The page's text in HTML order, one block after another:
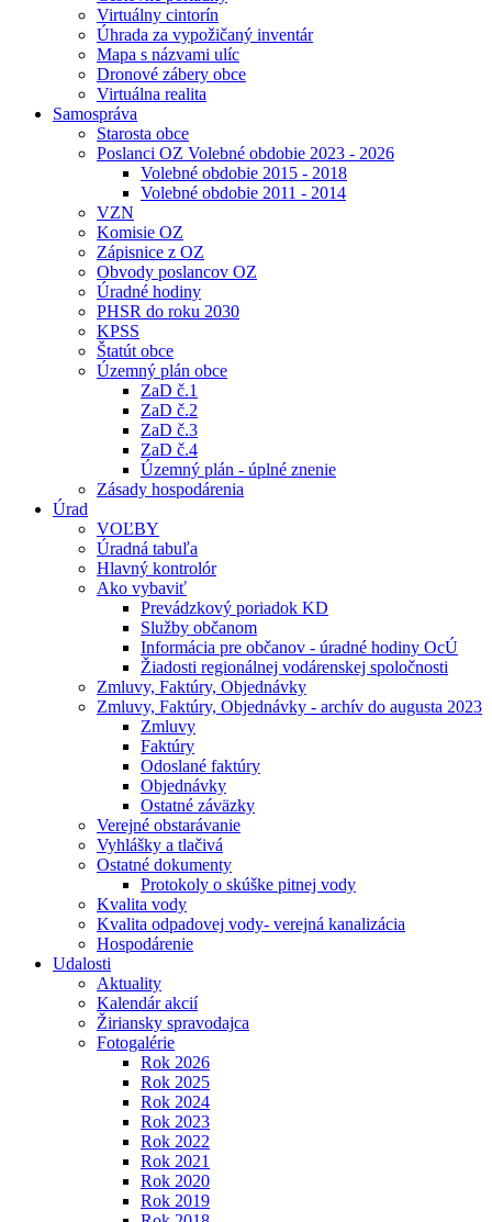
Virtuálny cintorín
Úhrada za vypožičaný inventár
Mapa s názvami ulíc
Dronové zábery obce
Virtuálna realita
Samospráva
Starosta obce
Poslanci OZ Volebné obdobie 2023 - 2026
Volebné obdobie 2015 - 2018
Volebné obdobie 2011 - 2014
VZN
Komisie OZ
Zápisnice z OZ
Obvody poslancov OZ
Úradné hodiny
PHSR do roku 2030
KPSS
Štatút obce
Územný plán obce
ZaD č.1
ZaD č.2
ZaD č.3
ZaD č.4
Územný plán - úplné znenie
Zásady hospodárenia
Úrad
VOĽBY
Úradná tabuľa
Hlavný kontrolór
Ako vybaviť
Prevádzkový poriadok KD
Služby občanom
Informácia pre občanov - úradné hodiny OcÚ
Žiadosti regionálnej vodárenskej spoločnosti
Zmluvy, Faktúry, Objednávky
Zmluvy, Faktúry, Objednávky - archív do augusta 2023
Zmluvy
Faktúry
Odoslané faktúry
Objednávky
Ostatné záväzky
Verejné obstarávanie
Vyhlášky a tlačivá
Ostatné dokumenty
Protokoly o skúške pitnej vody
Kvalita vody
Kvalita odpadovej vody- verejná kanalizácia
Hospodárenie
Udalosti
Aktuality
Kalendár akcií
Žiriansky spravodajca
Fotogalérie
Rok 2026
Rok 2025
Rok 2024
Rok 2023
Rok 2022
Rok 2021
Rok 2020
Rok 2019